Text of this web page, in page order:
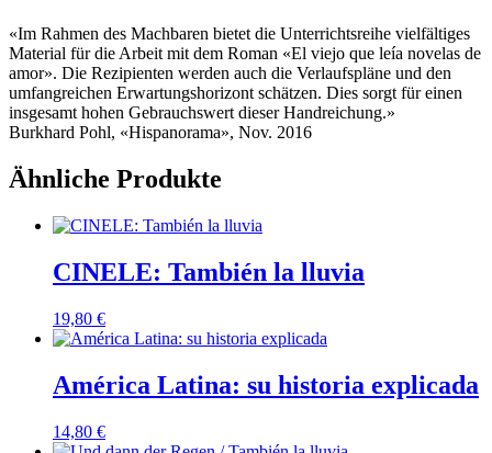
«Im Rahmen des Machbaren bietet die Unterrichtsreihe vielfältiges
Material für die Arbeit mit dem Roman «El viejo que leía novelas de
amor». Die Rezipienten werden auch die Verlaufspläne und den
umfangreichen Erwartungshorizont schätzen. Dies sorgt für einen
insgesamt hohen Gebrauchswert dieser Handreichung.»
Burkhard Pohl, «Hispanorama», Nov. 2016
Ähnliche Produkte
CINELE: También la lluvia
19,80 €
América Latina: su historia explicada
14,80 €